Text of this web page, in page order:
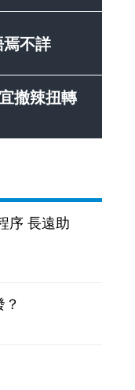
焉不詳
撤辣扭轉
序 長遠助